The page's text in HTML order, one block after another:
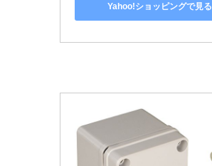
Yahoo!ショッピングで見る